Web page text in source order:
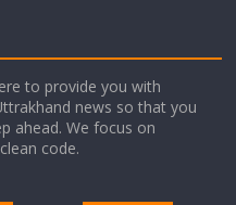
में श्रमिकों को हर महीने 7 तारीख
पर मिलेगा दोगुना भुगतान
to provide you with
news so that you
ahead. We focus on
code.